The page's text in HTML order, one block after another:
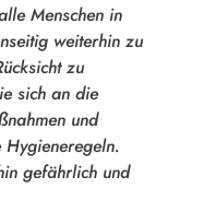
Menschen in
weiterhin zu
zu
sich an die
und
gefährlich und